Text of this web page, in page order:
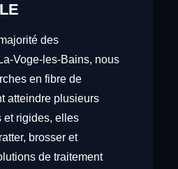
des
Voge-les-Bains, nous
en fibre de
atteindre plusieurs
et rigides, elles
brosser et
de traitement